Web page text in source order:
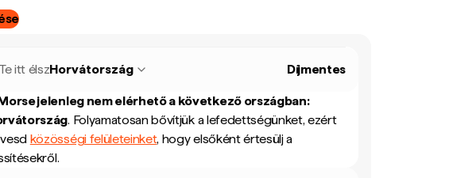
Te itt élszHorvátország Díjmentes
jelenleg nem elérhető a következő országban:
. Folyamatosan bővítjük a lefedettségünket, ezért
közösségi felületeinket, hogy elsőként értesülj a